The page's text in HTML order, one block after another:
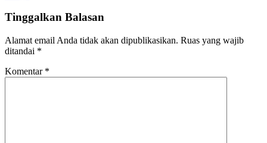
Tinggalkan Balasan
Alamat email Anda tidak akan dipublikasikan. Ruas yang wajib
ditandai *
Komentar *